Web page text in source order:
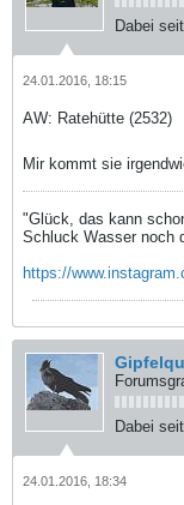
Dabei
24.01.2016, 18:15
AW: Ratehütte (2532)
Mir kommt sie
"Glück, das kann
Schluck Wasser noch
https://
Dabei
24.01.2016, 18:34